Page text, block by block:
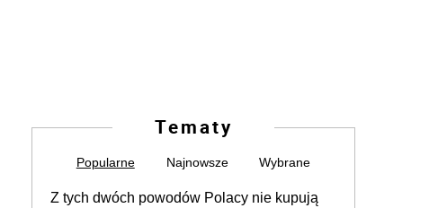
Tematy
Popularne Najnowsze Wybrane
Z tych dwóch powodów Polacy nie kupują